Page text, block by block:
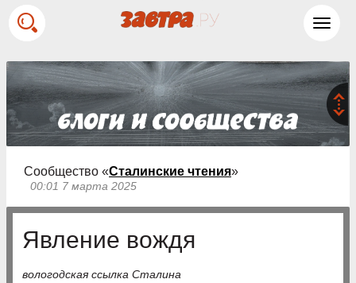
Сообщество «Сталинские чтения»
00:01 7 марта 2025
Явление вождя
вологодская ссылка Сталина